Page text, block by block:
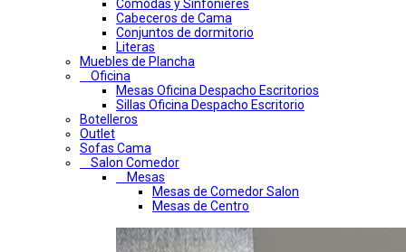
Comodas y Sinfonieres
Cabeceros de Cama
Conjuntos de dormitorio
Literas
Muebles de Plancha
Oficina
Mesas Oficina Despacho Escritorios
Sillas Oficina Despacho Escritorio
Botelleros
Outlet
Sofas Cama
Salon Comedor
Mesas
Mesas de Comedor Salon
Mesas de Centro